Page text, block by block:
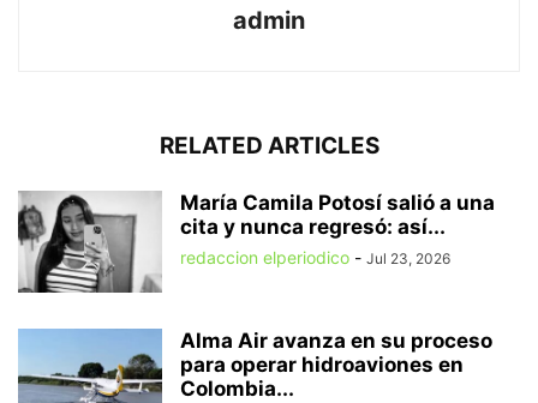
admin
RELATED ARTICLES
María Camila Potosí salió a una
cita y nunca regresó: así...
redaccion elperiodico - Jul 23, 2026
Alma Air avanza en su proceso
para operar hidroaviones en
Colombia...